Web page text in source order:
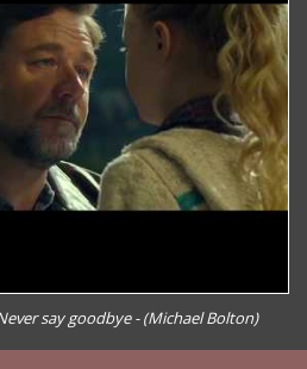
say goodbye - (Michael Bolton)